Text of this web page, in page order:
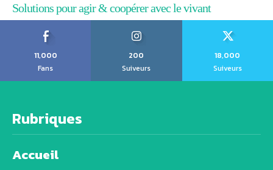
Solutions pour agir & coopérer avec le vivant
11,000
Fans
200
Suiveurs
18,000
Suiveurs
Rubriques
Accueil